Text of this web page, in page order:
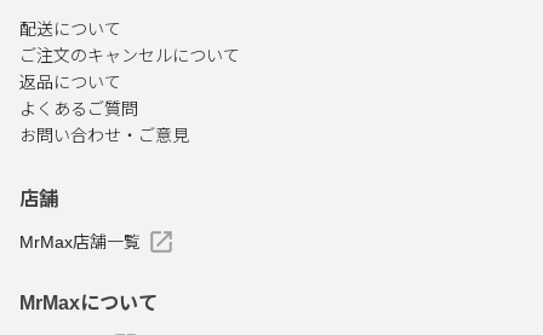
配送について
ご注文のキャンセルについて
返品について
よくあるご質問
お問い合わせ・ご意見
店舗
MrMax店舗一覧
MrMaxについて